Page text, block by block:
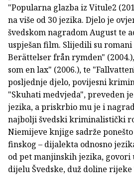
"Popularna glazba iz Vitule2
na više od 30 jezika. Djelo je
švedskom nagradom August te
uspješan film. Slijedili su romani
Berättelser från rymden"
som en lax" (2006.), te
posljednje djelo, povijesni
"Skuhati medvjeda", preveden
jezika, a priskrbio mu je i
najbolji švedski kriminalistički
Niemijeve knjige sadrže
finskog – dijalekta odnosno
od pet manjinskih jezika,
dijelu Švedske, duž doline